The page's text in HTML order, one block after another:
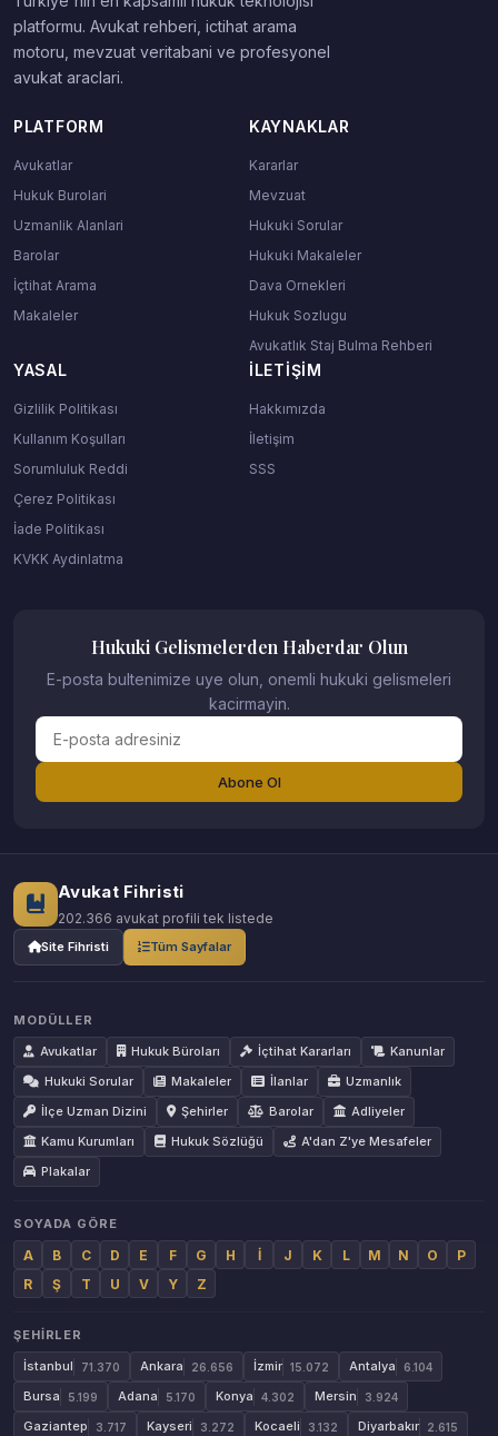
platformu. Avukat rehberi, ictihat arama
motoru, mevzuat veritabani ve profesyonel
avukat araclari.
PLATFORM
Avukatlar
Hukuk Burolari
Uzmanlik Alanlari
Barolar
İçtihat Arama
Makaleler
KAYNAKLAR
Kararlar
Mevzuat
Hukuki Sorular
Hukuki Makaleler
Dava Ornekleri
Hukuk Sozlugu
Avukatlık Staj Bulma Rehberi
YASAL
Gizlilik Politikası
Kullanım Koşulları
Sorumluluk Reddi
Çerez Politikası
İade Politikası
KVKK Aydinlatma
İLETIŞIM
Hakkımızda
İletişim
SSS
Hukuki Gelismelerden Haberdar Olun
E-posta bultenimize uye olun, onemli hukuki gelismeleri
kacirmayin.
Abone Ol
Avukat Fihristi
202.366 avukat profili tek listede
Site Fihristi Tüm Sayfalar
MODÜLLER
Avukatlar
Hukuk Büroları İçtihat Kararları
Kanunlar
Hukuki Sorular
Makaleler İlanlar
Uzmanlık
İlçe Uzman Dizini
Şehirler Barolar
Adliyeler
Kamu Kurumları
Hukuk Sözlüğü
A'dan Z'ye Mesafeler
Plakalar
SOYADA GÖRE
A B C D E F G H İ J K L M N O
P
R
Ş T U V Y Z
ŞEHIRLER
İstanbul
71.370 Ankara 26.656 İzmir 15.072 Antalya 6.104
Bursa 5.199 Adana 5.170 Konya 4.302 Mersin 3.924
Gaziantep 3.717 Kayseri 3.272 Kocaeli 3.132 Diyarbakır 2.615